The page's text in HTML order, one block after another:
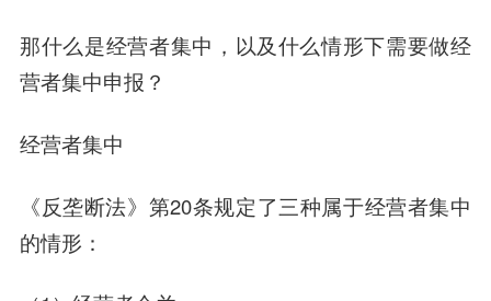
那什么是经营者集中，以及什么情形下需要做经
营者集中申报？
经营者集中
《反垄断法》第20条规定了三种属于经营者集中
的情形：